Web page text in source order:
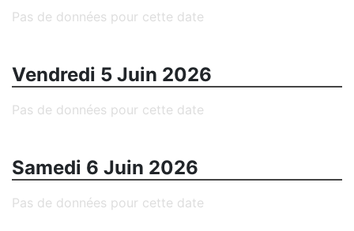
Pas de données pour cette date
Vendredi 5 Juin 2026
Pas de données pour cette date
Samedi 6 Juin 2026
Pas de données pour cette date